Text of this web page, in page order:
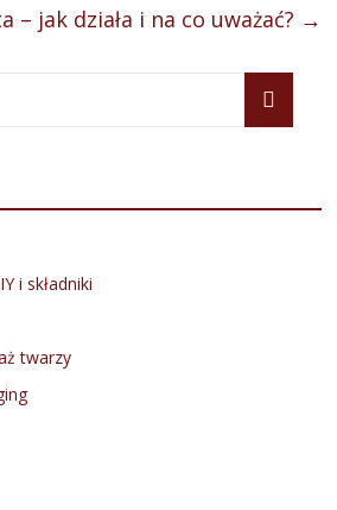
– jak działa i na co uważać? →
i składniki
twarzy